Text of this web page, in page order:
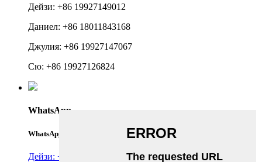
Дейзи: +86 19927149012
Даниел: +86 18011843168
Джулия: +86 19927147067
Сю: +86 19927126824
WhatsApp
WhatsApp
Дейзи: +86 19927149012